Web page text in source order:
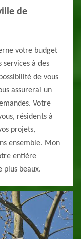
de
votre budget
services à des
de vous
assurerai un
Votre
résidents à
projets,
ensemble. Mon
entière
plus beaux.